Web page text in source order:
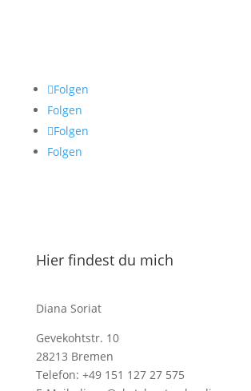
Folgen
Folgen
Folgen
Folgen
Hier findest du mich
Diana Soriat
Gevekohtstr. 10
28213 Bremen
Telefon: +49 151 127 27 575